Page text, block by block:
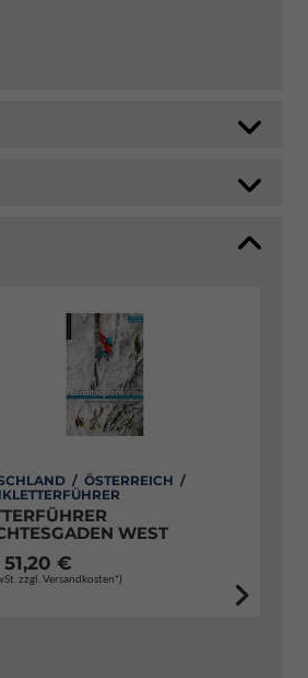
/ ÖSTERREICH /
WEST
51,20 €
zzgl. Versandkosten*)